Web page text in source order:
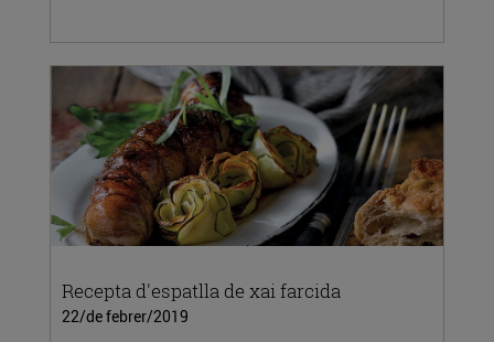
Recepta d'espatlla de xai farcida
22/de febrer/2019